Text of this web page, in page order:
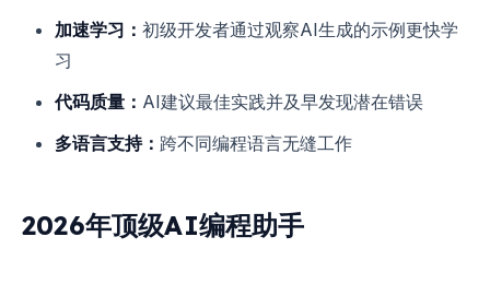
加速学习： 初级开发者通过观察AI生成的示例更快学
习
代码质量： AI建议最佳实践并及早发现潜在错误
多语言支持： 跨不同编程语言无缝工作
2026年顶级AI编程助手